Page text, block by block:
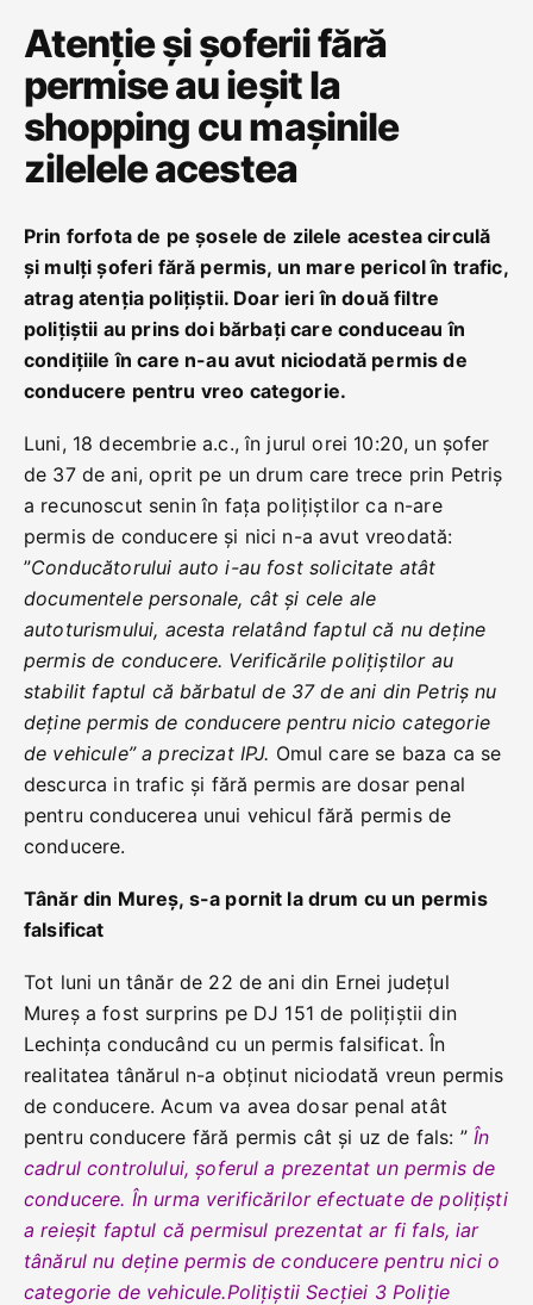
Atenție și șoferii fără
permise au ieșit la
shopping cu mașinile
zilelele acestea
Prin forfota de pe șosele de zilele acestea circulă
și mulți șoferi fără permis, un mare pericol în trafic,
atrag atenția polițiștii. Doar ieri în două filtre
polițiștii au prins doi bărbați care conduceau în
condițiile în care n-au avut niciodată permis de
conducere pentru vreo categorie.
Luni, 18 decembrie a.c., în jurul orei 10:20, un șofer
de 37 de ani, oprit pe un drum care trece prin Petriș
a recunoscut senin în fața polițiștilor ca n-are
permis de conducere și nici n-a avut vreodată:
”Conducătorului auto i-au fost solicitate atât
documentele personale, cât şi cele ale
autoturismului, acesta relatând faptul că nu deține
permis de conducere. Verificările polițiștilor au
stabilit faptul că bărbatul de 37 de ani din Petriș nu
deține permis de conducere pentru nicio categorie
de vehicule” a precizat IPJ. Omul care se baza ca se
descurca in trafic și fără permis are dosar penal
pentru conducerea unui vehicul fără permis de
conducere.
Tânăr din Mureș, s-a pornit la drum cu un permis
falsificat
Tot luni un tânăr de 22 de ani din Ernei județul
Mureș a fost surprins pe DJ 151 de polițiștii din
Lechința conducând cu un permis falsificat. În
realitatea tânărul n-a obținut niciodată vreun permis
de conducere. Acum va avea dosar penal atât
pentru conducere fără permis cât și uz de fals: ”În
cadrul controlului, șoferul a prezentat un permis de
conducere. În urma verificărilor efectuate de polițiști
a reieșit faptul că permisul prezentat ar fi fals, iar
tânărul nu deține permis de conducere pentru nici o
categorie de vehicule.Polițiștii Secției 3 Poliție